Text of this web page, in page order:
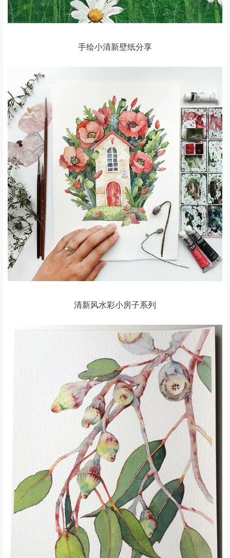
手绘小清新壁纸分享
清新风水彩小房子系列